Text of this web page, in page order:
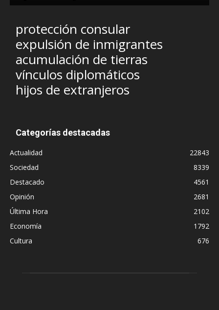
protección consular
expulsión de inmigrantes
acumulación de tierras
vínculos diplomáticos
hijos de extranjeros
Categorías destacadas
Actualidad
22843
Sociedad
8339
Destacado
4561
Opinión
2681
Última Hora
2102
Economía
1792
Cultura
676